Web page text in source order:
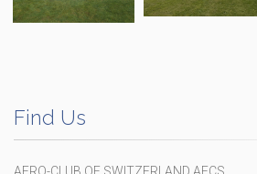
Find Us